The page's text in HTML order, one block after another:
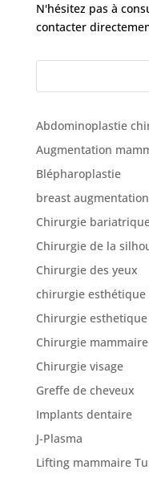
N'hésitez pas à
contacter
Abdominoplastie
Augmentation
Blépharoplastie
breast
Chirurgie
Chirurgie de la
Chirurgie des yeux
chirurgie esthétique
Chirurgie
Chirurgie mammaire
Chirurgie visage
Greffe de cheveux
Implants dentaire
J-Plasma
Lifting mammaire